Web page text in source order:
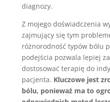
diagnozy.
Z mojego doświadczenia
zajmujący się tym
różnorodność typów bólu
podejścia pozwala lepiej
dostosować terapię do
pacjenta. Kluczowe jest
bólu, ponieważ ma to